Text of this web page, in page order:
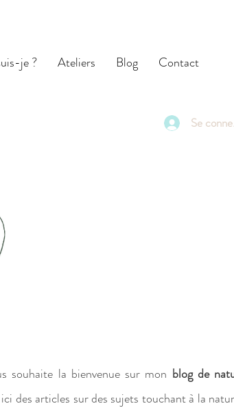
je ? Ateliers Blog Contact
Se
souhaite la bienvenue sur mon blog de
des articles sur des sujets touchant à la